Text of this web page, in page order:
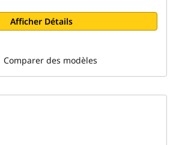
Afficher Détails
Comparer des modèles